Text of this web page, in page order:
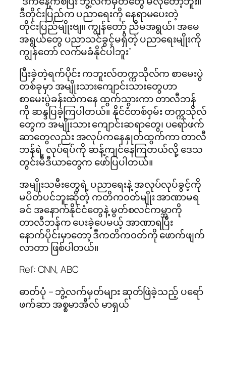
ဒီတိုင်းပြည်က ပညာရေးကို နေရာမပေးတဲ့
တိုင်းပြည်မျိုးဗျ။ ကျွန်တော့် ညီမအရွယ်၊ အမေ
အရွယ်တွေ ပညာသင်ခွင့်မရှိတဲ့ ပညာရေးမျိုးကို
ကျွန်တော် လက်မခံနိုင်ပါဘူး”
ပြီးခဲ့တဲ့ရက်ပိုင်း ကဘူးလ်တက္ကသိုလ်က စာမေးပွဲ
တစ်ခုမှာ အမျိုးသားကျောင်းသားတွေဟာ
စာမေးပွဲခန်းထဲကနေ ထွက်သွားကာ တာလီဘန်
ကို ဆန္ဒပြခဲ့ကြပါတယ်။ နိုင်ငံတစ်၀ှမ်း တက္ကသိုလ်
တွေက အမျိုးသား ကျောင်းဆရာတွေ၊ ပရော်ဖက်
ဆာတွေလည်း အလုပ်ကနေနှုတ်ထွက်ကာ တာလီ
ဘန်ရဲ့ လုပ်ရပ်ကို ဆန့်ကျင်နေကြတယ်လို့ ဒေသ
တွင်းမီဒီယာတွေက ဖော်ပြပါတယ်။
အမျိုးသမီးတွေရဲ့ ပညာရေးနဲ့ အလုပ်လုပ်ခွင့်ကို
မပိတ်ပင်ဘူးဆိုတဲ့ ကတိက၀တ်မျိုး အာဏာမရ
ခင် အနောက်နိုင်ငံတွေနဲ့ မွတ်စလင်ကမ္ဘာကို
တာလီဘန်က ပေးခဲ့ပေမယ့် အာဏာရပြီး
နောက်ပိုင်းမှာတော့ ဒီကတိက၀တ်ကို ဖောက်ဖျက်
လာတာ ဖြစ်ပါတယ်။
Ref: CNN, ABC
ဓာတ်ပုံ – ဘွဲ့လက်မှတ်များ ဆုတ်ဖြဲခဲ့သည့် ပရော်
ဖက်ဆာ အစ္စမာအီလ် မာရှယ်